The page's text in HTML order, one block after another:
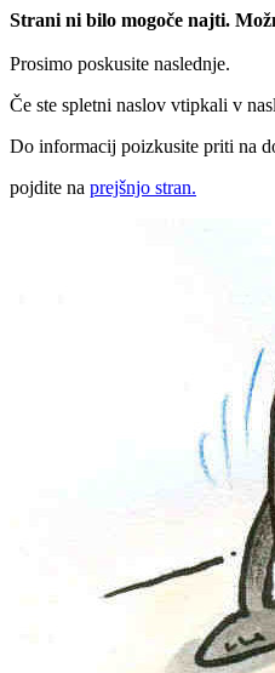
Strani ni bilo mogoče najti.
Prosimo poskusite naslednje.
Če ste spletni naslov vtipkali v
Do informacij poizkusite priti na
pojdite na prejšnjo stran.